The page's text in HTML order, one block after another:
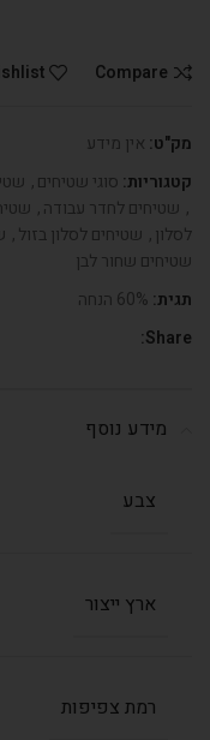
Compare
מק"ט: אין מידע
קטגוריות: סוגי שטיחים,
, שטיחים לחדר עבודה,
לסלון, שטיחים לסלון בזול,
שטיחים שחור לבן
תגית: 60% הנחה
Share:
מידע נוסף
צבע
ארץ ייצור
רמת צפיפות